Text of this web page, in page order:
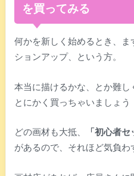
を買ってみる
何かを新しく始めるとき、
ションアップ、という方。
本当に描けるかな、とか難
とにかく買っちゃいましょう
どの画材も大抵、
「初心者
があるので、それほど気負わ